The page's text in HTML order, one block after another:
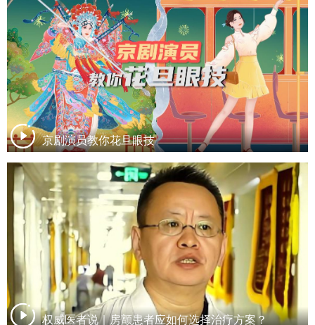
京剧演员教你花旦眼技
权威医者说｜房颤患者应如何选择治疗方案？